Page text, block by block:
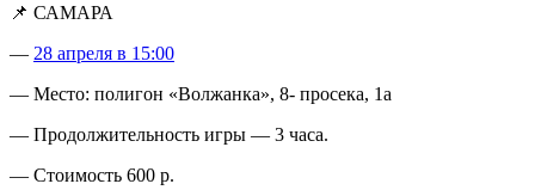
📌 САМАРА
— 28 апреля в 15:00
— Место: полигон «Волжанка», 8- просека, 1а
— Продолжительность игры — 3 часа.
— Стоимость 600 р.